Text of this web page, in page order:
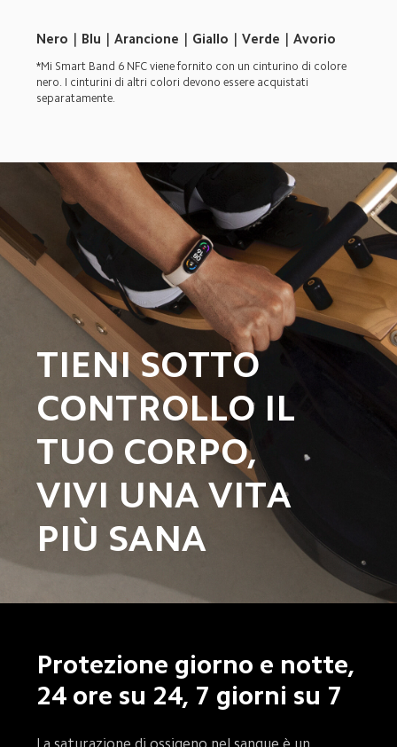
Nero｜Blu｜Arancione｜Giallo｜Verde｜Avorio
*Mi Smart Band 6 NFC viene fornito con un cinturino di colore
nero. I cinturini di altri colori devono essere acquistati
separatamente.
TIENI SOTTO
CONTROLLO IL
TUO CORPO,
VIVI UNA VITA
PIÙ SANA
Protezione giorno e notte,
24 ore su 24, 7 giorni su 7